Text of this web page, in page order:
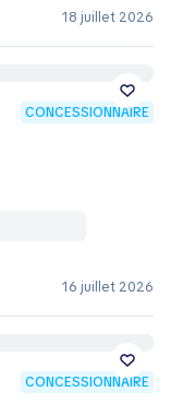
18 juillet 2026
CONCESSIONNAIRE
16 juillet 2026
CONCESSIONNAIRE